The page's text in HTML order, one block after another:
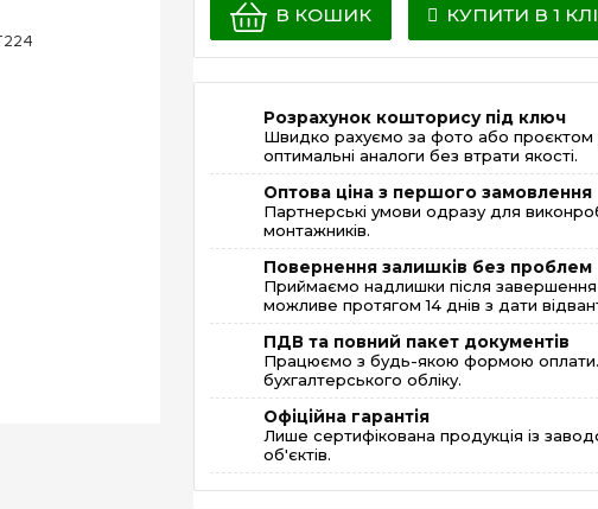
В КОШИК КУПИТИ В 1
Розрахунок кошторису під ключ
Швидко рахуємо за фото або
оптимальні аналоги без втрати якості.
Оптова ціна з першого замовлення
Партнерські умови одразу для
монтажників.
Повернення залишків без проблем
Приймаємо надлишки після
можливе протягом 14 днів з дати
ПДВ та повний пакет документів
Працюємо з будь-якою формою оплати.
бухгалтерського обліку.
Офіційна гарантія
Лише сертифікована продукція із
об'єктів.